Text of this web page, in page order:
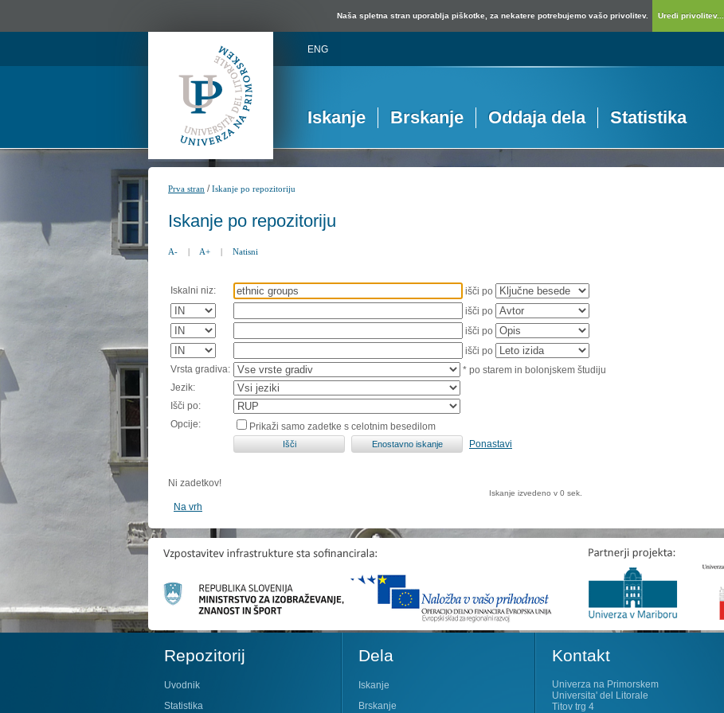
Naša spletna stran uporablja piškotke, za nekatere potrebujemo vašo privolitev. Uredi privolitev...
ENG
Iskanje Brskanje Oddaja dela Statistika
Prva stran /Iskanje po repozitoriju
Iskanje po repozitoriju
A- | A+ | Natisni
Iskalni niz:
išči po
išči po
išči po
išči po
Vrsta gradiva:
* po starem in bolonjskem študiju
Jezik:
Išči po:
Opcije:
Prikaži samo zadetke s celotnim besedilom
Ponastavi
Ni zadetkov!
Iskanje izvedeno v 0 sek.
Na vrh
Repozitorij
Uvodnik
Statistika
Dela
Iskanje
Brskanje
Kontakt
Univerza na Primorskem
Universita' del Litorale
Titov trg 4